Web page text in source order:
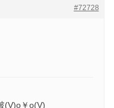
#72728
(V)o￥o(V)